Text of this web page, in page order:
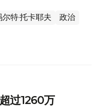
特·托卡耶夫 政治
过1260万